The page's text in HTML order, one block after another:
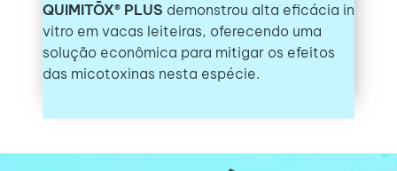
QUIMITŌX® PLUS demonstrou alta eficácia in
vitro em vacas leiteiras, oferecendo uma
solução econômica para mitigar os efeitos
das micotoxinas nesta espécie.